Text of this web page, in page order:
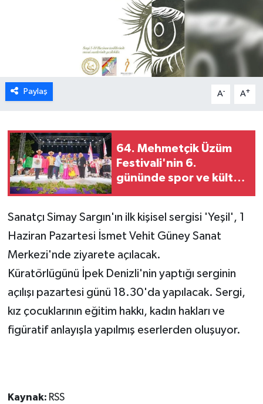
Paylaş A- A+
64. Mehmetçik Üzüm
Festivali'nin 6.
gününde spor ve kültür
Sanatçı Simay Sargın'ın ilk kişisel sergisi 'Yeşil', 1
Haziran Pazartesi İsmet Vehit Güney Sanat
Merkezi'nde ziyarete açılacak.
Küratörlügünü İpek Denizli'nin yaptığı serginin
açılışı pazartesi günü 18.30'da yapılacak. Sergi,
kız çocuklarının eğitim hakkı, kadın hakları ve
figüratif anlayışla yapılmış eserlerden oluşuyor.
Kaynak: RSS
GAZİMAĞUSA
GİRNE
GÜNEY KIBRIS
İÇ HABERLER
KÜLTÜR SANAT
LEFKOŞA
MAGAZİN
Nöbetçi Eczaneler
SAĞLIK